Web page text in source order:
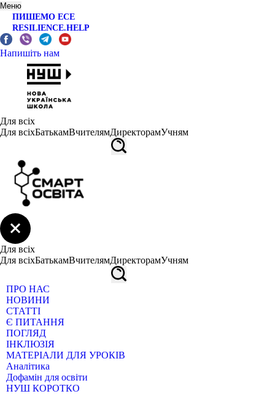
Меню
ПИШЕМО ЕСЕ
RESILIENCE.HELP
Напишіть нам
Для всіх
Для всіхБатькамВчителямДиректорамУчням
Для всіх
Для всіхБатькамВчителямДиректорамУчням
ПРО НАС
НОВИНИ
СТАТТІ
Є ПИТАННЯ
ПОГЛЯД
ІНКЛЮЗІЯ
МАТЕРІАЛИ ДЛЯ УРОКІВ
Аналітика
Дофамін для освіти
НУШ КОРОТКО